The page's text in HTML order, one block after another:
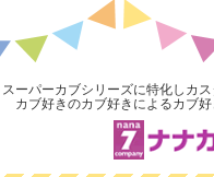
スーパーカブシリーズに特化しカ
カブ好きのカブ好きによるカブ